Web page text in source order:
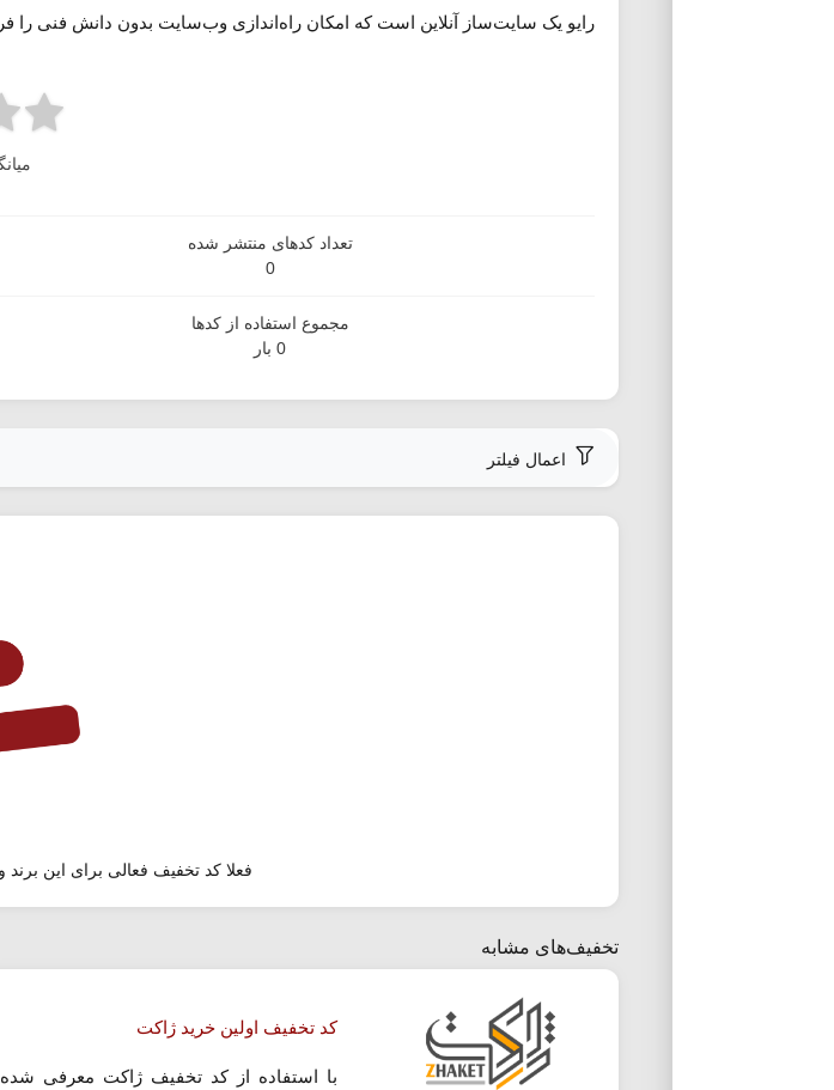
رایو یک سایت‌ساز آنلاین است که امکان راه‌اندازی وب‌سایت بدون دانش فنی را
تعداد کدهای منتشر شده
0
مجموع استفاده از کدها
0 بار
اعمال فیلتر
فعلا کد تخفیف فعالی برای این
تخفیف‌های مشابه
کد تخفیف اولین خرید ژاکت
با استفاده از کد تخفیف ژاکت معرفی شده